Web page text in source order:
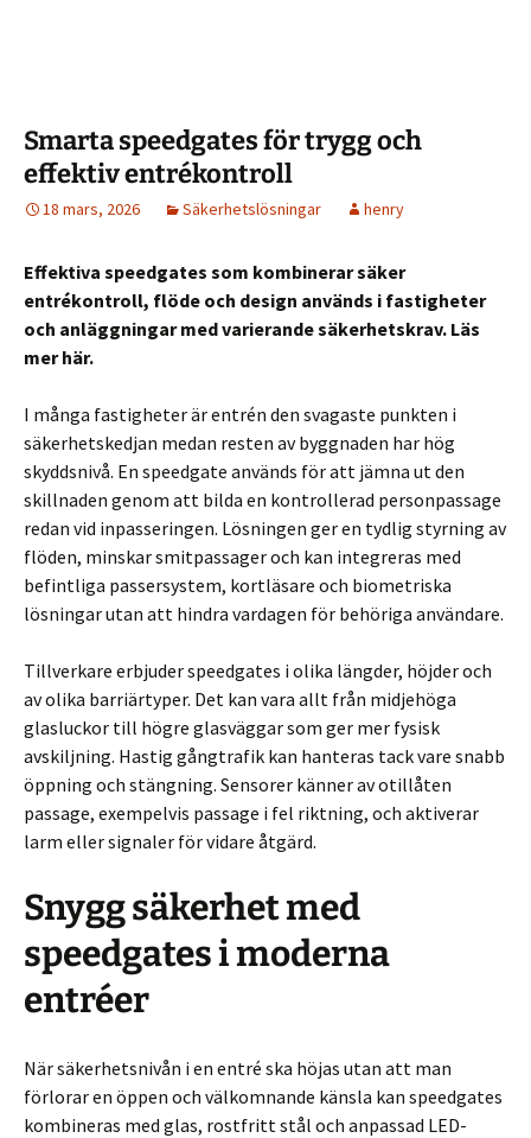
Smarta speedgates för trygg och
effektiv entrékontroll
18 mars, 2026 Säkerhetslösningar henry
Effektiva speedgates som kombinerar säker
entrékontroll, flöde och design används i fastigheter
och anläggningar med varierande säkerhetskrav. Läs
mer här.
I många fastigheter är entrén den svagaste punkten i
säkerhetskedjan medan resten av byggnaden har hög
skyddsnivå. En speedgate används för att jämna ut den
skillnaden genom att bilda en kontrollerad personpassage
redan vid inpasseringen. Lösningen ger en tydlig styrning av
flöden, minskar smitpassager och kan integreras med
befintliga passersystem, kortläsare och biometriska
lösningar utan att hindra vardagen för behöriga användare.
Tillverkare erbjuder speedgates i olika längder, höjder och
av olika barriärtyper. Det kan vara allt från midjehöga
glasluckor till högre glasväggar som ger mer fysisk
avskiljning. Hastig gångtrafik kan hanteras tack vare snabb
öppning och stängning. Sensorer känner av otillåten
passage, exempelvis passage i fel riktning, och aktiverar
larm eller signaler för vidare åtgärd.
Snygg säkerhet med
speedgates i moderna
entréer
När säkerhetsnivån i en entré ska höjas utan att man
förlorar en öppen och välkomnande känsla kan speedgates
kombineras med glas, rostfritt stål och anpassad LED-